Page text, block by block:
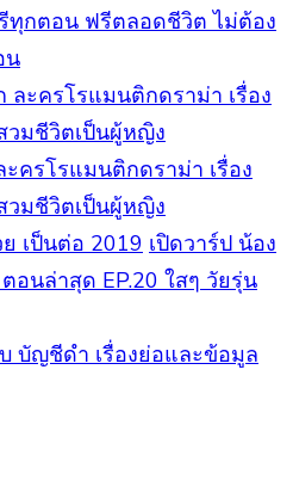
ทุกตอน ฟรีตลอดชีวิต ไม่ต้อง
น
ะครโรแมนติกดราม่า เรื่อง
วมชีวิตเป็นผู้หญิง
เปิดวาร์ป น้อง
อนล่าสุด EP.20 ใสๆ วัยรุ่น
บัญชีดำ เรื่องย่อและข้อมูล